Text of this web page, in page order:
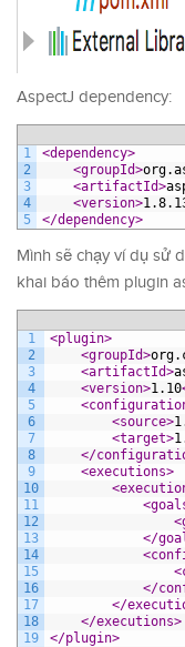
AspectJ dependency:
1
2
3
4
5
<dependency>
<groupId>
<artifactId>
<version>
</dependency>
Mình sẽ chạy ví dụ sử
khai báo thêm plugin
1
2
3
4
5
6
7
8
9
10
11
12
13
14
15
16
17
18
19
<plugin>
<groupId>
<artifactId>
<version>1.10
<source>
<target>
</
<executions>
</
</
</
</executions>
</plugin>